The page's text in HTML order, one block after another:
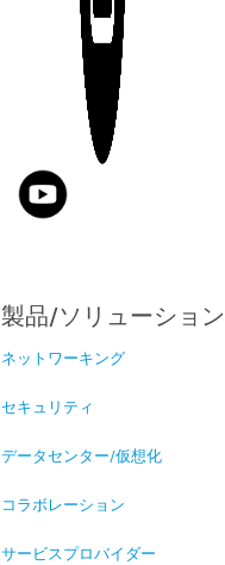
製品/ソリューション
ネットワーキング
セキュリティ
データセンター/仮想化
コラボレーション
サービスプロバイダー